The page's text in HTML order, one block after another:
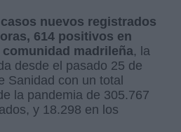
casos nuevos registrados
614 positivos en
madrileña, la
desde el pasado 25 de
Sanidad con un total
la pandemia de 305.767
y 18.298 en los